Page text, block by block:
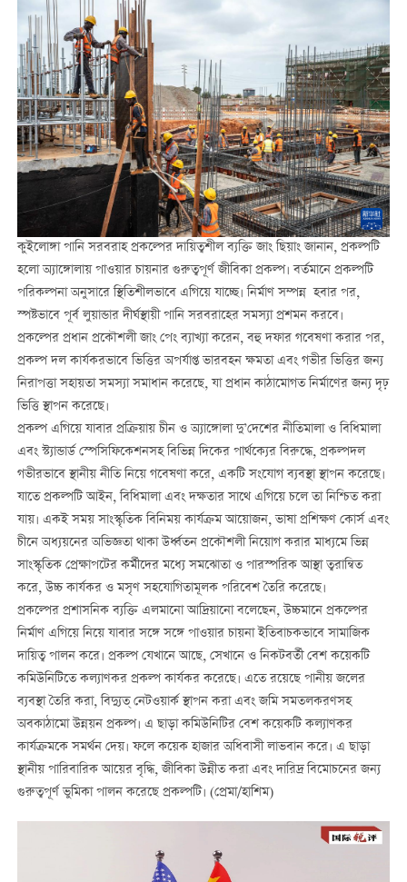
কুইলোঙ্গা পানি সরবরাহ প্রকল্পের দায়িত্বশীল ব্যক্তি জাং ছিয়াং জানান, প্রকল্পটি
হলো অ্যাঙ্গোলায় পাওয়ার চায়নার গুরুত্বপূর্ণ জীবিকা প্রকল্প। বর্তমানে প্রকল্পটি
পরিকল্পনা অনুসারে স্থিতিশীলভাবে এগিয়ে যাচ্ছে। নির্মাণ সম্পন্ন হবার পর,
স্পষ্টভাবে পূর্ব লুয়ান্ডার দীর্ঘস্থায়ী পানি সরবরাহের সমস্যা প্রশমন করবে।
প্রকল্পের প্রধান প্রকৌশলী জাং পেং ব্যাখ্যা করেন, বহু দফার গবেষণা করার পর,
প্রকল্প দল কার্যকরভাবে ভিত্তির অপর্যাপ্ত ভারবহন ক্ষমতা এবং গভীর ভিত্তির জন্য
নিরাপত্তা সহায়তা সমস্যা সমাধান করেছে, যা প্রধান কাঠামোগত নির্মাণের জন্য দৃঢ়
ভিত্তি স্থাপন করেছে।
প্রকল্প এগিয়ে যাবার প্রক্রিয়ায় চীন ও অ্যাঙ্গোলা দু’দেশের নীতিমালা ও বিধিমালা
এবং স্ট্যান্ডার্ড স্পেসিফিকেশনসহ বিভিন্ন দিকের পার্থক্যের বিরুদ্ধে, প্রকল্পদল
গভীরভাবে স্থানীয় নীতি নিয়ে গবেষণা করে, একটি সংযোগ ব্যবস্থা স্থাপন করেছে।
যাতে প্রকল্পটি আইন, বিধিমালা এবং দক্ষতার সাথে এগিয়ে চলে তা নিশ্চিত করা
যায়। একই সময় সাংস্কৃতিক বিনিময় কার্যক্রম আয়োজন, ভাষা প্রশিক্ষণ কোর্স এবং
চীনে অধ্যয়নের অভিজ্ঞতা থাকা উর্ধ্বতন প্রকৌশলী নিয়োগ করার মাধ্যমে ভিন্ন
সাংস্কৃতিক প্রেক্ষাপটের কর্মীদের মধ্যে সমঝোতা ও পারস্পরিক আস্থা ত্বরান্বিত
করে, উচ্চ কার্যকর ও মসৃণ সহযোগিতামূলক পরিবেশ তৈরি করেছে।
প্রকল্পের প্রশাসনিক ব্যক্তি এলমানো আদ্রিয়ানো বলেছেন, উচ্চমানে প্রকল্পের
নির্মাণ এগিয়ে নিয়ে যাবার সঙ্গে সঙ্গে পাওয়ার চায়না ইতিবাচকভাবে সামাজিক
দায়িত্ব পালন করে। প্রকল্প যেখানে আছে, সেখানে ও নিকটবর্তী বেশ কয়েকটি
কমিউনিটিতে কল্যাণকর প্রকল্প কার্যকর করেছে। এতে রয়েছে পানীয় জলের
ব্যবস্থা তৈরি করা, বিদ্যুত্ নেটওয়ার্ক স্থাপন করা এবং জমি সমতলকরণসহ
অবকাঠামো উন্নয়ন প্রকল্প। এ ছাড়া কমিউনিটির বেশ কয়েকটি কল্যাণকর
কার্যক্রমকে সমর্থন দেয়। ফলে কয়েক হাজার অধিবাসী লাভবান করে। এ ছাড়া
স্থানীয় পারিবারিক আয়ের বৃদ্ধি, জীবিকা উন্নীত করা এবং দারিদ্র বিমোচনের জন্য
গুরুত্বপূর্ণ ভুমিকা পালন করেছে প্রকল্পটি। (প্রেমা/হাশিম)